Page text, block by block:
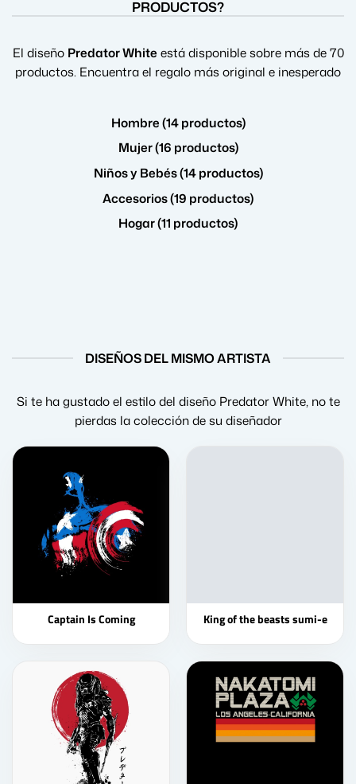
PRODUCTOS?
El diseño Predator White está disponible sobre más de 70
productos. Encuentra el regalo más original e inesperado
Hombre (14 productos)
Mujer (16 productos)
Niños y Bebés (14 productos)
Accesorios (19 productos)
Hogar (11 productos)
DISEÑOS DEL MISMO ARTISTA
Si te ha gustado el estilo del diseño Predator White, no te
pierdas la colección de su diseñador
Captain Is Coming King of the beasts sumi-e